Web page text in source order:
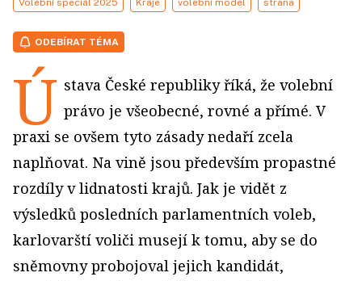
Volební speciál 2025 Kraje volební model strana
ODEBÍRAT TÉMA
Ú stava České republiky říká, že volební
právo je všeobecné, rovné a přímé. V
praxi se ovšem tyto zásady nedaří zcela
naplňovat. Na vině jsou především propastné
rozdíly v lidnatosti krajů. Jak je vidět z
výsledků posledních parlamentních voleb,
karlovarští voliči musejí k tomu, aby se do
sněmovny probojoval jejich kandidát,